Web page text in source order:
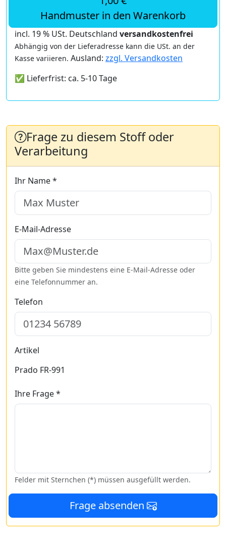
Handmuster in den Warenkorb
incl. 19 % USt. Deutschland versandkostenfrei
Abhängig von der Lieferadresse kann die USt. an der
Kasse variieren. Ausland: zzgl. Versandkosten
✅ Lieferfrist: ca. 5-10 Tage
Frage zu diesem Stoff oder
Verarbeitung
Ihr Name *
E-Mail-Adresse
Bitte geben Sie mindestens eine E-Mail-Adresse oder
eine Telefonnummer an.
Telefon
Artikel
Prado FR-991
Ihre Frage *
Felder mit Sternchen (*) müssen ausgefüllt werden.
Frage absenden